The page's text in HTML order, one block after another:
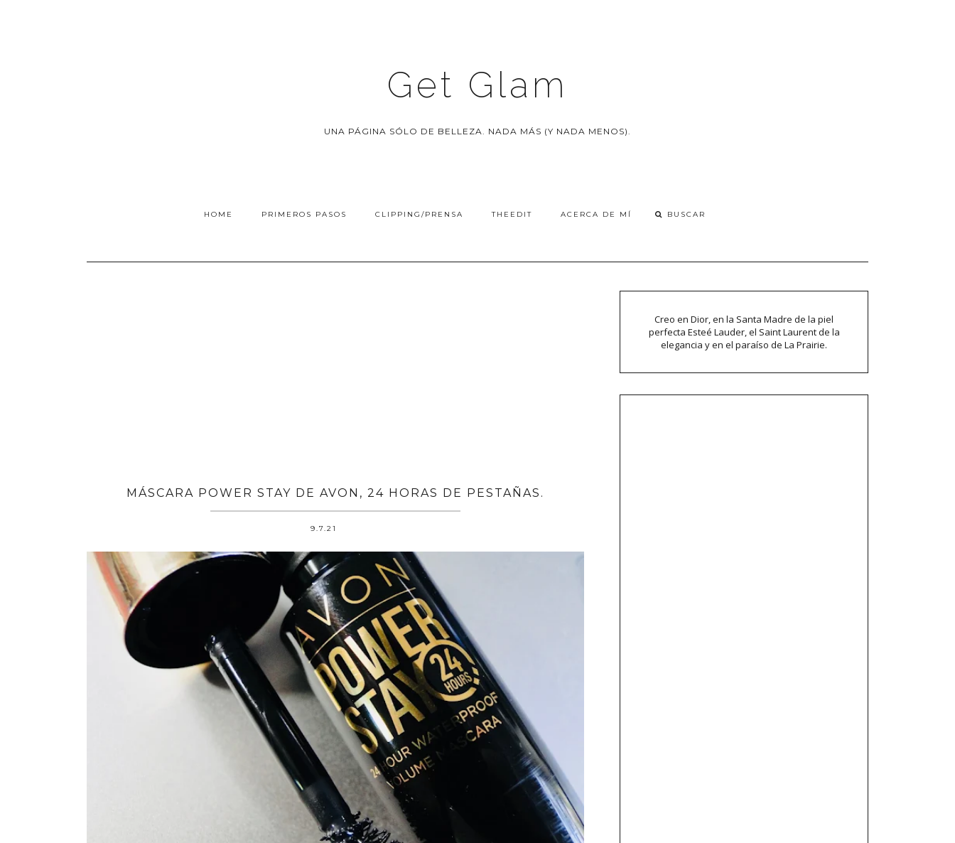
Get Glam
UNA PÁGINA SÓLO DE BELLEZA. NADA MÁS (Y NADA MENOS).
HOME PRIMEROS PASOS CLIPPING/PRENSA THEEDIT ACERCA DE MÍ
MÁSCARA POWER STAY DE AVON, 24 HORAS DE PESTAÑAS.
9.7.21
Creo en Dior, en la Santa Madre de la piel
perfecta Esteé Lauder, el Saint Laurent de la
elegancia y en el paraíso de La Prairie.